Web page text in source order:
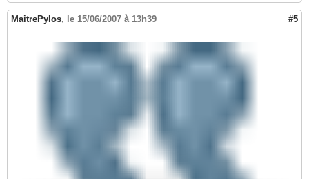
MaitrePylos, le 15/06/2007 à 13h39 #5